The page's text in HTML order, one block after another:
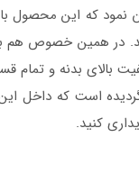
که این محصول با
در همین خصوص هم
بالای بدنه و
است که داخل
کنید.